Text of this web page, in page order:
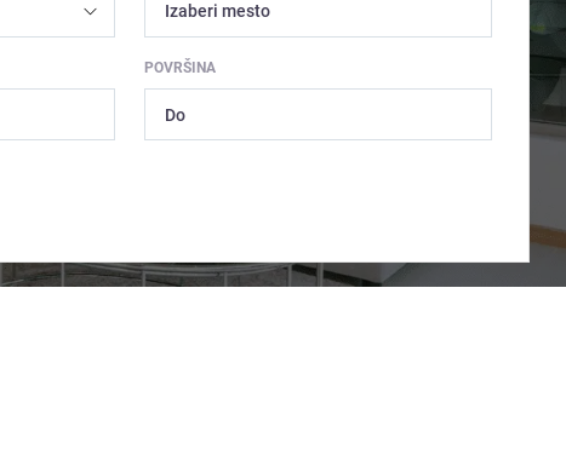
Izaberi mesto
POVRŠINA